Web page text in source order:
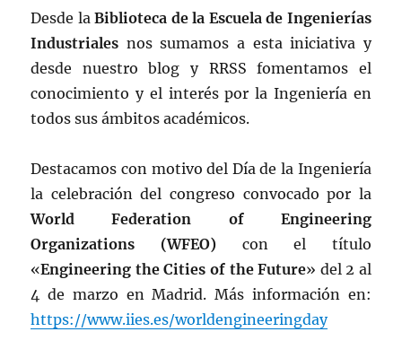
Desde laBiblioteca de la Escuela de Ingenierías
Industriales nos sumamos a esta iniciativa y
desde nuestro blog y RRSS fomentamos el
conocimiento y el interés por la Ingeniería en
todos sus ámbitos académicos.
Destacamos con motivo del Día de la Ingeniería
la celebración del congreso convocado por la
World Federation of Engineering
Organizations (WFEO)con el título
«Engineering the Cities of the Future» del 2 al
4 de marzo en Madrid. Más información en:
https://www.iies.es/worldengineeringday